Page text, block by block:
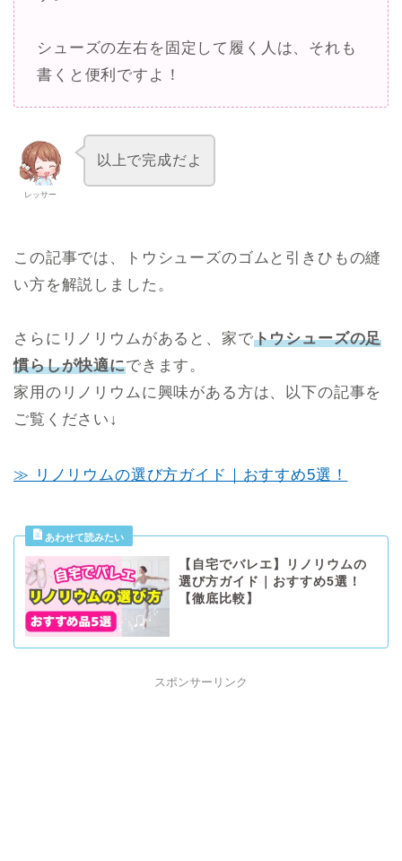
シューズの左右を固定して履く人は、それも
書くと便利ですよ！
レッサー
以上で完成だよ
この記事では、トウシューズのゴムと引きひもの縫
い方を解説しました。
さらにリノリウムがあると、家でトウシューズの足
慣らしが快適にできます。
家用のリノリウムに興味がある方は、以下の記事を
ご覧ください↓
≫ リノリウムの選び方ガイド｜おすすめ5選！
【自宅でバレエ】リノリウムの
選び方ガイド｜おすすめ5選！
【徹底比較】
スポンサーリンク